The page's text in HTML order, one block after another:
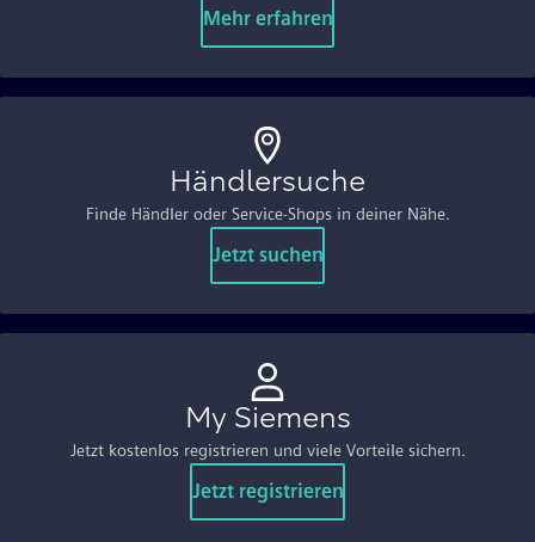
Mehr erfahren
Händlersuche
Finde Händler oder Service-Shops in deiner Nähe.
Jetzt suchen
My Siemens
Jetzt kostenlos registrieren und viele Vorteile sichern.
Jetzt registrieren